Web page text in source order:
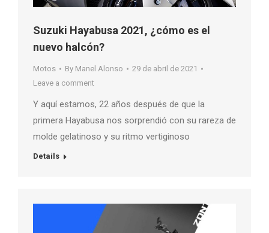
Suzuki Hayabusa 2021, ¿cómo es el
nuevo halcón?
Motos By Manel Alonso
29 de abril de 2021
Leave a comment
Y aquí estamos, 22 años después de que la
primera Hayabusa nos sorprendió con su rareza de
molde gelatinoso y su ritmo vertiginoso
Details